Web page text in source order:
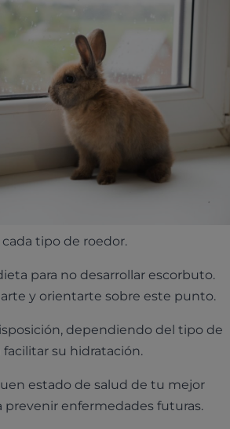
tipo de roedor.
para no desarrollar escorbuto.
y orientarte sobre este punto.
dependiendo del tipo de
su hidratación.
estado de salud de tu mejor
prevenir enfermedades futuras.